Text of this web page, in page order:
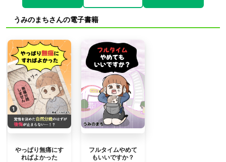
うみのまちさんの電子書籍
やっぱり無痛にす
ればよかった
フルタイムやめて
もいいですか？